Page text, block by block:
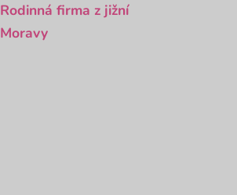
Rodinná firma z jižní
Moravy